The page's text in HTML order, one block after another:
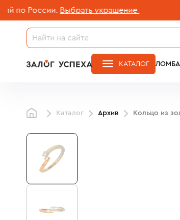
России. Выбрать украшение
КАТАЛОГ
Каталог Архив Кольцо из